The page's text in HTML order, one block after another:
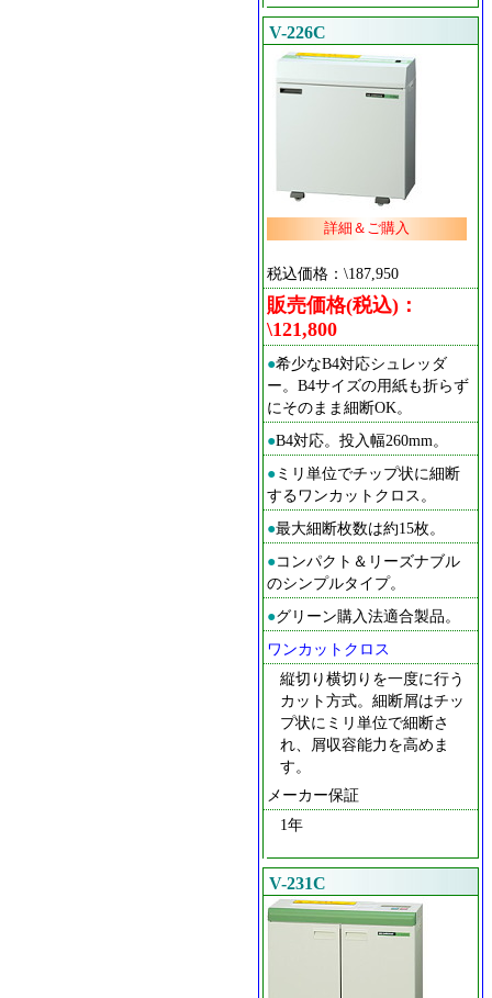
V-226C
詳細＆ご購入
税込価格：\187,950
販売価格(税込)：
\121,800
●希少なB4対応シュレッダ
ー。B4サイズの用紙も折らず
にそのまま細断OK。
●B4対応。投入幅260mm。
●ミリ単位でチップ状に細断
するワンカットクロス。
●最大細断枚数は約15枚。
●コンパクト＆リーズナブル
のシンプルタイプ。
●グリーン購入法適合製品。
ワンカットクロス
縦切り横切りを一度に行う
カット方式。細断屑はチッ
プ状にミリ単位で細断さ
れ、屑収容能力を高めま
す。
メーカー保証
1年
V-231C